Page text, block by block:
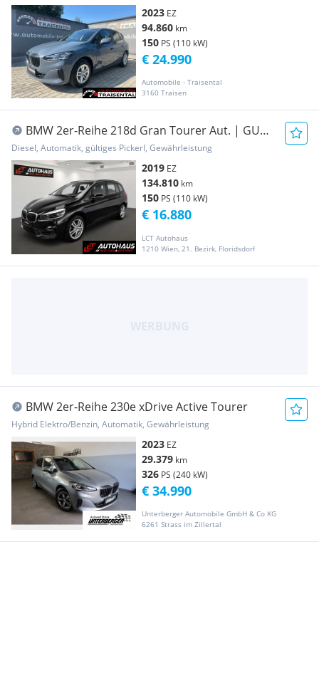
2023 EZ
94.860 km
150 PS (110 kW)
Automobile - Traisental
3160 Traisen
€ 24.990
BMW 2er-Reihe 218d Gran Tourer Aut. | GUTE
AUSSTATTUNG |
Diesel, Automatik, gültiges Pickerl, Gewährleistung
2019 EZ
134.810 km
150 PS (110 kW)
LCT Autohaus
1210 Wien, 21. Bezirk, Floridsdorf
€ 16.880
BMW 2er-Reihe 230e xDrive Active Tourer
Hybrid Elektro/Benzin, Automatik, Gewährleistung
2023 EZ
29.379 km
326 PS (240 kW)
Unterberger Automobile GmbH & Co KG
6261 Strass im Zillertal
€ 34.990